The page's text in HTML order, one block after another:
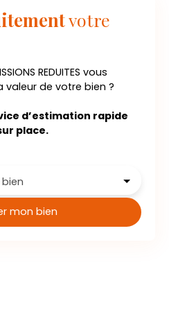
votre
REDUITES vous
de votre bien ?
d’estimation rapide
place.
mon bien